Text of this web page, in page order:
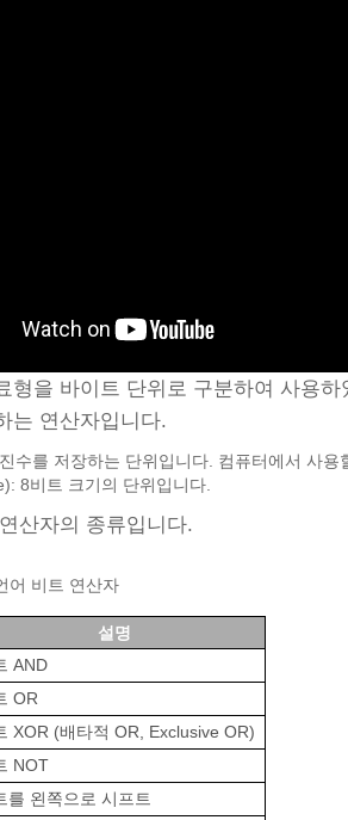
형을 바이트 단위로 구분하여 사용
는 연산자입니다.
수를 저장하는 단위입니다. 컴퓨터에서 사
8비트 크기의 단위입니다.
산자의 종류입니다.
어 비트 연산자
설명
AND
OR
XOR (배타적 OR, Exclusive OR)
NOT
를 왼쪽으로 시프트